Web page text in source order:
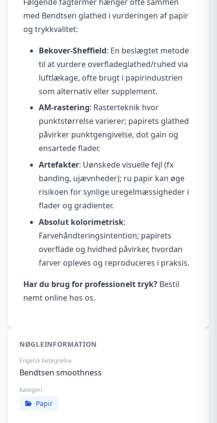
med Bendtsen glathed i vurderingen af papir
og trykkvalitet:
Bekover-Sheffield: En beslægtet metode
til at vurdere overfladeglathed/ruhed via
luftlækage, ofte brugt i papirindustrien
som alternativ eller supplement.
AM-rastering: Rasterteknik hvor
punktstørrelse varierer; papirets glathed
påvirker punktgengivelse, dot gain og
ensartede flader.
Artefakter: Uønskede visuelle fejl (fx
banding, ujævnheder); ru papir kan øge
risikoen for synlige uregelmæssigheder i
flader og gradienter.
Absolut kolorimetrisk:
Farvehåndteringsintention; papirets
overflade og hvidhed påvirker, hvordan
farver opleves og reproduceres i praksis.
Har du brug for professionelt tryk? Bestil
nemt online hos os.
NØGLEINFORMATION
Engelsk betegnelse
Bendtsen smoothness
Kategori
Papir